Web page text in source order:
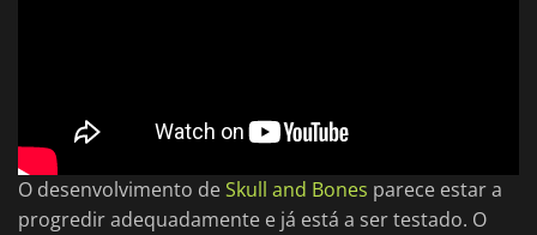
O desenvolvimento deSkull and Bones parece estar a
progredir adequadamente e já está a ser testado. O